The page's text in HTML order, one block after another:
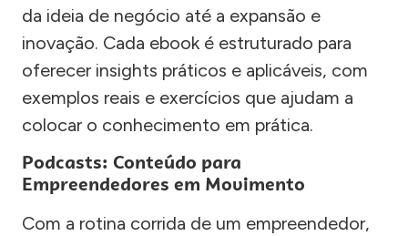
da ideia de negócio até a expansão e
inovação. Cada ebook é estruturado para
oferecer insights práticos e aplicáveis, com
exemplos reais e exercícios que ajudam a
colocar o conhecimento em prática.
Podcasts: Conteúdo para
Empreendedores em Movimento
Com a rotina corrida de um empreendedor,